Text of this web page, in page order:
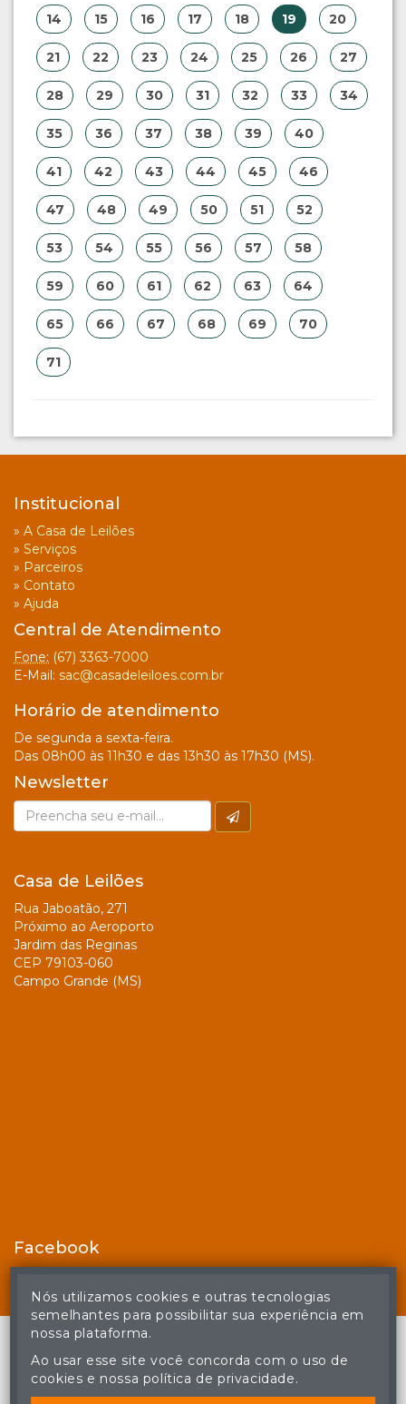
14 15 16 17 18 19 20
21 22 23 24 25 26 27
28 29 30 31 32 33 34
35 36 37 38 39 40
41 42 43 44 45 46
47 48 49 50 51 52
53 54 55 56 57 58
59 60 61 62 63 64
65 66 67 68 69 70
71
Institucional
» A Casa de Leilões
» Serviços
» Parceiros
» Contato
» Ajuda
Central de Atendimento
Fone: (67) 3363-7000
E-Mail: sac@casadeleiloes.com.br
Horário de atendimento
De segunda a sexta-feira.
Das 08h00 às 11h30 e das 13h30 às 17h30 (MS).
Newsletter
Casa de Leilões
Rua Jaboatão, 271
Próximo ao Aeroporto
Jardim das Reginas
CEP 79103-060
Campo Grande (MS)
Facebook
© Casa de Leilões - Todos os direitos reservados
A cópia ou reprodução não autorizada do conteúdo deste site
Nós utilizamos cookies e outras tecnologias
semelhantes para possibilitar sua experiência em
nossa plataforma.
Ao usar esse site você concorda com o uso de
cookies e nossa política de privacidade.